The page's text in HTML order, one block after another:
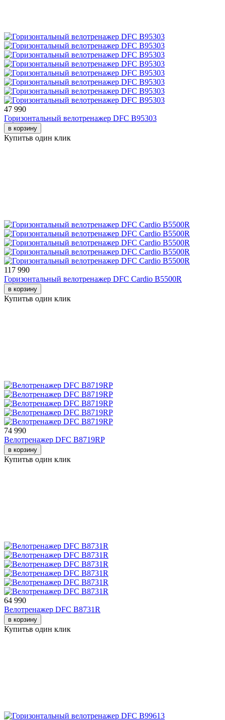
47 990
Горизонтальный велотренажер DFC B95303
в корзину
Купитьв один клик
117 990
Горизонтальный велотренажер DFC Cardio B5500R
в корзину
Купитьв один клик
74 990
Велотренажер DFC B8719RP
в корзину
Купитьв один клик
64 990
Велотренажер DFC B8731R
в корзину
Купитьв один клик